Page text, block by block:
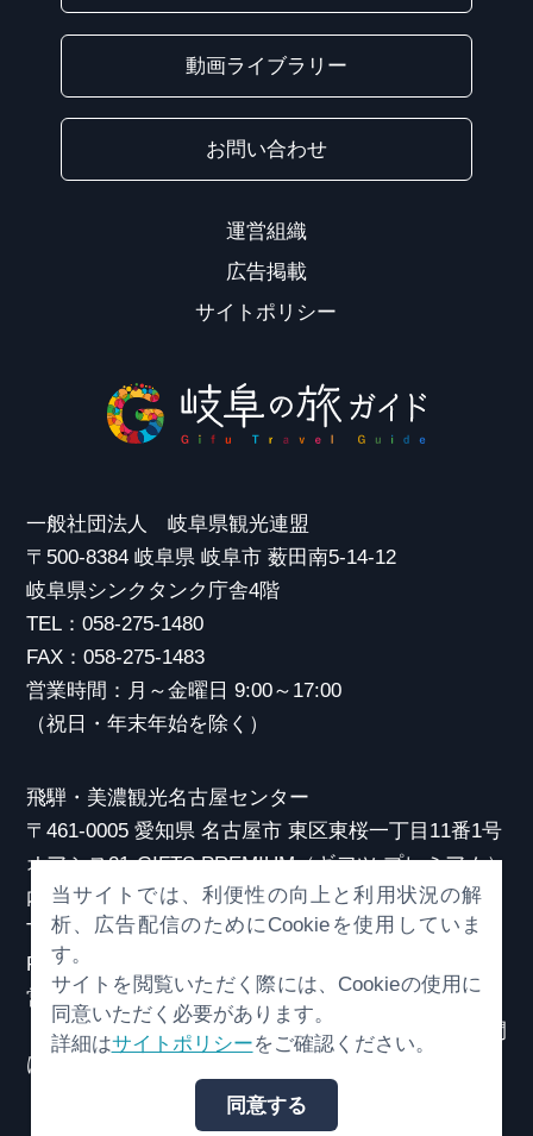
動画ライブラリー
お問い合わせ
運営組織
広告掲載
サイトポリシー
一般社団法人 岐阜県観光連盟
〒500-8384 岐阜県 岐阜市 薮田南5-14-12
岐阜県シンクタンク庁舎4階
TEL：058-275-1480
FAX：058-275-1483
営業時間：月～金曜日 9:00～17:00
（祝日・年末年始を除く）
飛騨・美濃観光名古屋センター
〒461-0005 愛知県 名古屋市 東区東桜一丁目11番1号
オアシス21 GIFTS PREMIUM（ギフツ プレミアム）
内
TEL：052-253-6185
FAX：052-253-6186
営業時間：10:00～21:00
（原則、元日を除き年中無休）※観光相談対応時間
は18:30まで
当サイトでは、利便性の向上と利用状況の解
析、広告配信のためにCookieを使用していま
す。
サイトを閲覧いただく際には、Cookieの使用に
同意いただく必要があります。
詳細はサイトポリシーをご確認ください。
同意する